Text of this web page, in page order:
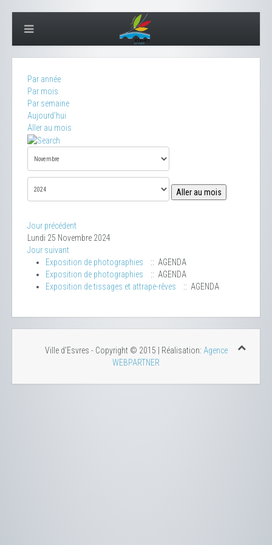
Par année
Par mois
Par semaine
Aujourd'hui
Aller au mois
Aller au mois
Jour précédent
Lundi 25 Novembre 2024
Jour suivant
Exposition de photographies
:: AGENDA
Exposition de photographies
:: AGENDA
Exposition de tissages et attrape-rêves
:: AGENDA
Ville d'Esvres - Copyright © 2015 | Réalisation: Agence
WEBPARTNER